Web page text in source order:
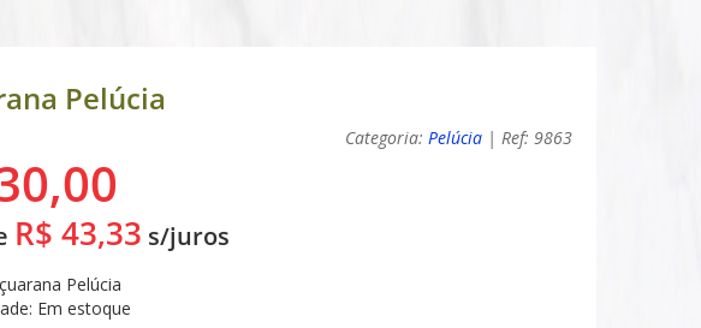
Pelúcia
Categoria: Pelúcia | Ref: 9863
R$ 43,33 s/juros
Pelúcia
Em estoque